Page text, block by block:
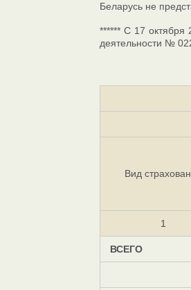
Беларусь не
****** С 17 октября
деятельности №
Вид
1
ВСЕГО